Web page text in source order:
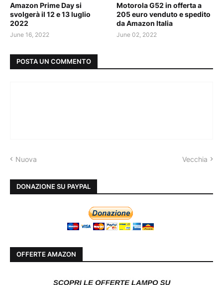
Amazon Prime Day si
svolgerà il 12 e 13 luglio
2022
June 16, 2022
Motorola G52 in offerta a
205 euro venduto e spedito
da Amazon Italia
June 02, 2022
POSTA UN COMMENTO
Nuova Vecchia
DONAZIONE SU PAYPAL
OFFERTE AMAZON